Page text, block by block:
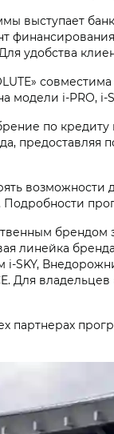
выступает
удобства
совместима
модели i‑PRO,
по кредиту
линейка
Для
партнерах